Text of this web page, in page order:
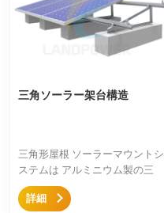
三角ソーラー架台構造
三角形屋根 ソーラーマウントシ
ステムは アルミニウム製の三
脚、中間固定金具、端部固定金
具、レールを備えたシンプルな
詳細